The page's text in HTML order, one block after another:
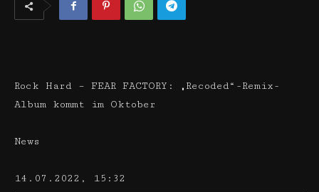
Rock Hard – FEAR FACTORY: „Recoded“-Remix-
Album kommt im Oktober
News
14.07.2022, 15:32